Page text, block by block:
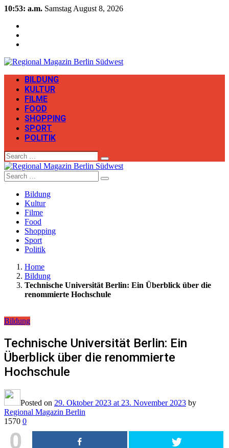
10:53: a.m. Samstag August 8, 2026
BILDUNG
KULTUR
FILME
FOOD
SHOPPING
SPORT
POLITIK
Search
Search
Bildung
Kultur
Filme
Food
Shopping
Sport
Politik
Home
Bildung
Technische Universität Berlin: Ein Überblick über die
renommierte Hochschule
Bildung
Technische Universität Berlin: Ein
Überblick über die renommierte
Hochschule
Posted on 29. Oktober 2023 at 23. November 2023 by
Regional Magazin Berlin
1570 0
0